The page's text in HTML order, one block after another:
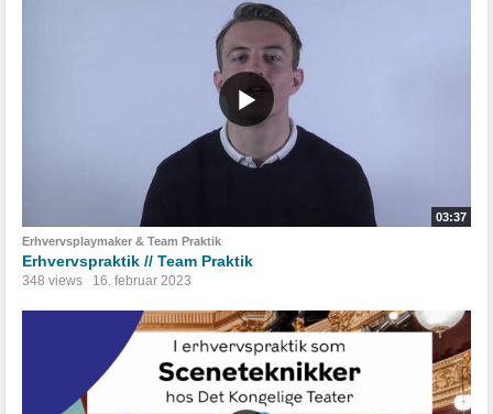
03:37
Erhvervsplaymaker & Team Praktik
Erhvervspraktik // Team Praktik
348 views 16. februar 2023